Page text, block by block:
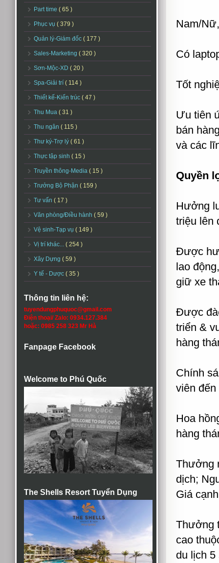
Part time ( 65 )
Phục vụ ( 379 )
Quản lý-Giám đốc ( 177 )
Sales-Marketing ( 320 )
Sơn-Mộc-XD ( 20 )
Spa-Giải trí ( 114 )
Thiết kế-Kiến trúc ( 47 )
Thu Mua ( 31 )
Thu ngân ( 115 )
Thư ký-Trợ lý ( 61 )
Thực tập sinh ( 15 )
Truyền thông-Media ( 15 )
Trưởng Bộ Phận ( 159 )
Tư vấn ( 17 )
Văn phòng/Điều hành ( 59 )
Vệ sinh-Tạp vụ ( 149 )
Vị trí khác... ( 254 )
Xây Dựng ( 59 )
Y tế - Dược ( 35 )
Thông tin liên hệ:
tuyendungphuquoc@gmail.com
Điện thoại/ Zalo: 0934.127.384
hoặc: 0985 258 323 Mr Hà
Fanpage Facebook
Welcome to Phú Quốc
The Shells Resort Tuyển Dụng
Nam/
Có
Tốt
Ưu tiên
bán
và các
Quyền
Hưởng
triệu lên
Được
lao
giữ xe
Được
triển &
hàng
Chính
viên đến
Hoa
hàng
Thưởng
dịch;
Giá
Thưởng
cao
du lịch